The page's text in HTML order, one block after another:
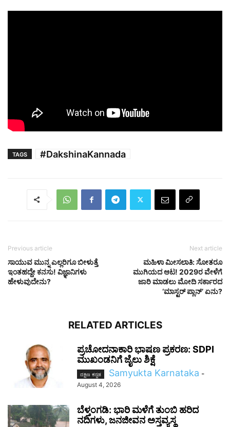
TAGS #DakshinaKannada
Previous article
ಸಾಯುವ ಮುನ್ನ ಎಲ್ಲರಿಗೂ ಬೀಳುತ್ತೆ
ಇಂತಹದ್ದೇ ಕನಸು! ವಿಜ್ಞಾನಿಗಳು
ಹೇಳುವುದೇನು?
Next article
ಮಹಿಳಾ ಮೀಸಲಾತಿ: ಸೋತರೂ
ಮುಗಿಯದ ಆಟ! 2029ರ ವೇಳೆಗೆ
ಜಾರಿ ಮಾಡಲು ಮೋದಿ ಸರ್ಕಾರದ
‘ಮಾಸ್ಟರ್ ಪ್ಲಾನ್’ ಏನು?
RELATED ARTICLES
ಪ್ರಚೋದನಾಕಾರಿ ಭಾಷಣ ಪ್ರಕರಣ: SDPI
ಮುಖಂಡನಿಗೆ ಜೈಲು ಶಿಕ್ಷೆ
ದಕ್ಷಿಣ ಕನ್ನಡ Samyukta Karnataka -
August 4, 2026
ಬೆಳ್ತಂಗಡಿ: ಭಾರಿ ಮಳೆಗೆ ತುಂಬಿ ಹರಿದ
ನದಿಗಳು, ಜನಜೀವನ ಅಸ್ತವ್ಯಸ್ಥ